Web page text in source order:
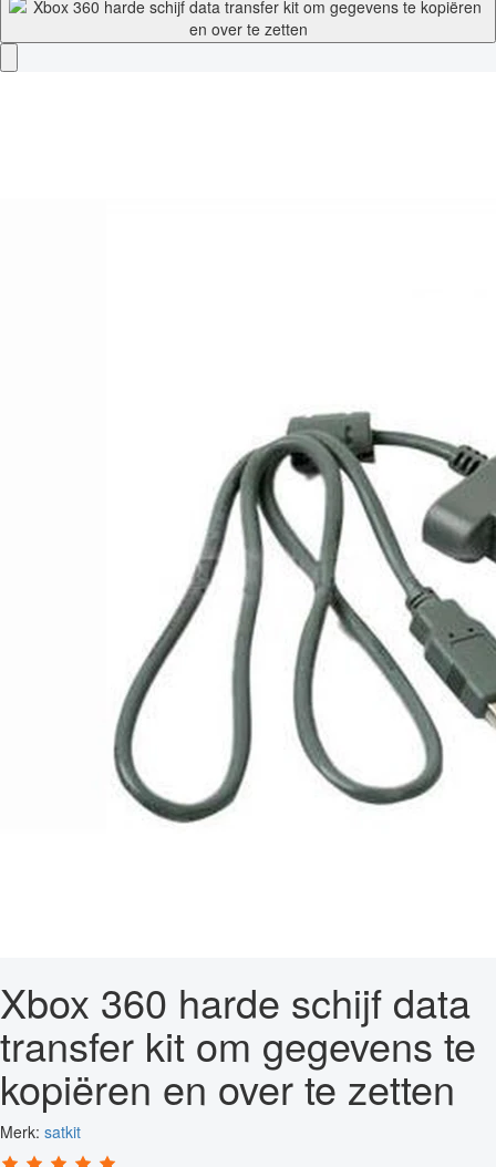
Xbox 360 harde schijf data
transfer kit om gegevens te
kopiëren en over te zetten
Merk: satkit